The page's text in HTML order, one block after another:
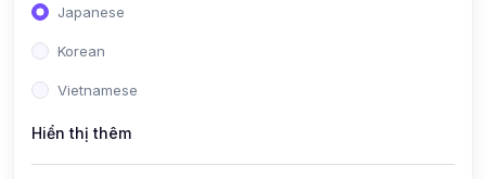
Japanese
Korean
Vietnamese
Hiển thị thêm